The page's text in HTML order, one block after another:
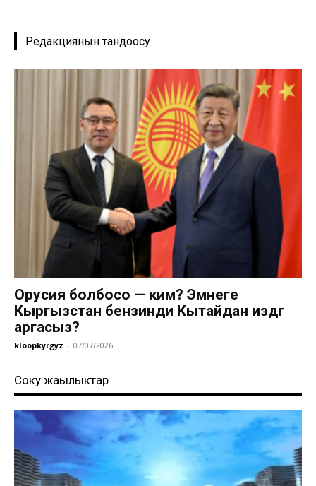
Редакциянын тандоосу
Орусия болбосо — ким? Эмнеге
Кыргызстан бензинди Кытайдан издөөгө
аргасыз?
kloopkyrgyz - 07/07/2026
Соңку жаңылыктар